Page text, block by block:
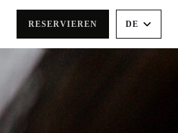
RESERVIEREN DE